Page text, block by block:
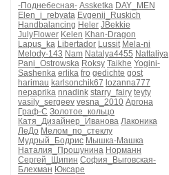
-Поднебесная- Assketka DAY_MEN
Elen_i_rebyata Evgenij_Ruskich
Handbalancing Heler JBekkie
JulyFlower Kelen Khan-Dragon
Lapus_ka Libertador Lussit Mela-ni
Melody-143 Nam Natalya4455 Nattaliya
Pani_Ostrowska Roksy Taikhe Yogini-
Sashenka erlika fro gedichte gost
harimau karlsonchik67 lozanna777
nepaprika nnadink starry_fairy teyty
vasily_sergeev vesna_2010 Аргона
Граф-С Золотое_кольцо
Катя_Дизайнер_Иванова Лаконика
ЛеДо Мелом_по_стеклу
Мудрый_Бодрис Мышка-Машка
Наталия_Прошунина Норманн
Сергей_Щипин София_Выговская-
Блехман Юксаре